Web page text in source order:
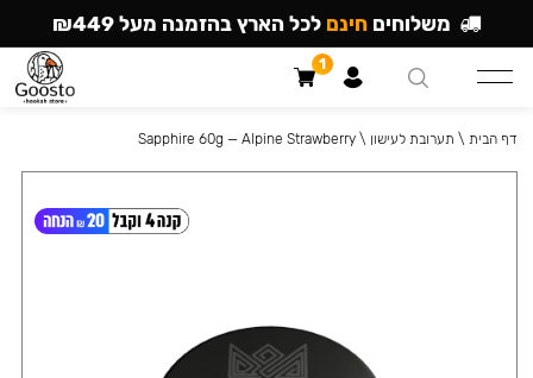
דף הבית \ תערובת לעישון \
Sapphire 60g — Alpine Strawberry
משלוחים חינם לכל הארץ בהזמנה מעל ₪449
1